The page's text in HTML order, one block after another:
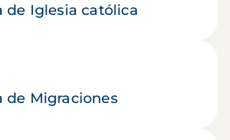
de Iglesia católica
de Migraciones